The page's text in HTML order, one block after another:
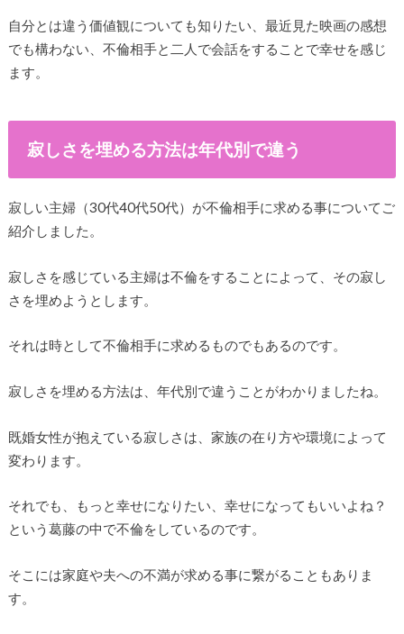
自分とは違う価値観についても知りたい、最近見た映画の感想
でも構わない、不倫相手と二人で会話をすることで幸せを感じ
ます。
寂しさを埋める方法は年代別で違う
寂しい主婦（30代40代50代）が不倫相手に求める事についてご
紹介しました。
寂しさを感じている主婦は不倫をすることによって、その寂し
さを埋めようとします。
それは時として不倫相手に求めるものでもあるのです。
寂しさを埋める方法は、年代別で違うことがわかりましたね。
既婚女性が抱えている寂しさは、家族の在り方や環境によって
変わります。
それでも、もっと幸せになりたい、幸せになってもいいよね？
という葛藤の中で不倫をしているのです。
そこには家庭や夫への不満が求める事に繋がることもありま
す。